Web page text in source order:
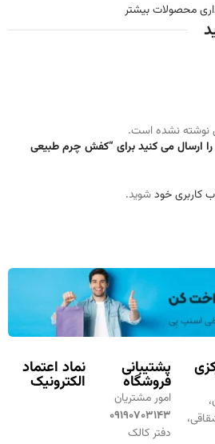
محصولات بیشتر
نوشته نشده است.
ارسال می کنید برای “کفش چرم طبیعی
کاربری خودشوید.
پشتیبانی
فروشگاه
امور مشتریان
۰۹۱۹۰۷۰۳۱۴۳
دفتر کالک
نماد اعتماد
الکترونیک